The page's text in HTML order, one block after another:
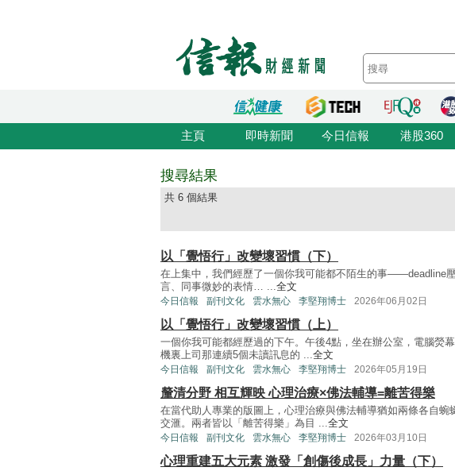
主頁 即時新聞 今日信報 港股360
搜尋結果
共 6 個結果
以「覺悟行」改變壞習慣（下）
在上集中，我們經歷了一個你我可能都不陌生的事——deadline
言、同事微妙的表情… ...全文
今日信報 副刊文化 雲水無心 李堅翔博士 2026年06月02日
以「覺悟行」改變壞習慣（上）
一個你我可能都經歷過的下午。午後4點，坐在辦公室，電腦熒
機裏上司那連續5個未讀訊息的 ...全文
今日信報 副刊文化 雲水無心 李堅翔博士 2026年05月19日
釐清分野 相互輝映 心理治療×佛法輔導=離苦得樂
在當代助人專業的版圖上，心理治療與佛法輔導猶如兩條各自蜿
交滙。兩者皆以「離苦得樂」為目 ...全文
今日信報 副刊文化 雲水無心 李堅翔博士 2026年03月10日
心理重建五大元素 激發「創傷後成長」力量（下）